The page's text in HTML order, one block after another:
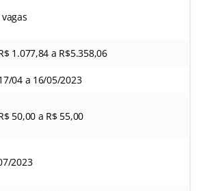
1.077,84 a R$5.358,06
04 a 16/05/2023
50,00 a R$ 55,00
2023